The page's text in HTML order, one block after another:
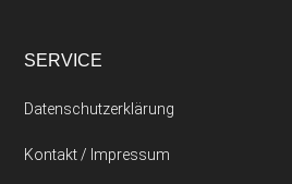
SERVICE
Datenschutzerklärung
Kontakt / Impressum